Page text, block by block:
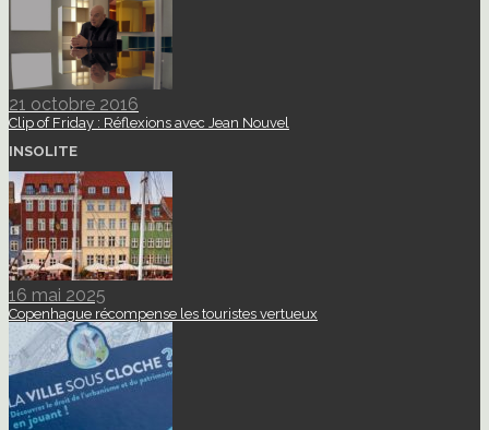
21 octobre 2016
Clip of Friday : Réflexions avec Jean Nouvel
INSOLITE
16 mai 2025
Copenhague récompense les touristes vertueux